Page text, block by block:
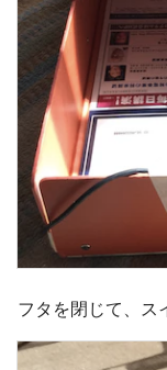
フタを閉じて、ス